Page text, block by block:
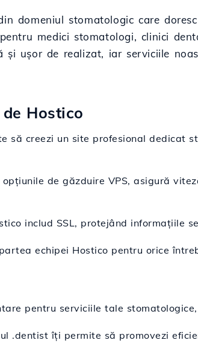
domeniul stomatologic care
medici stomatologi, clinici
ușor de realizat, iar serviciile
Hostico
să creezi un site profesional dedicat
opțiunile de găzduire VPS, asigură
includ SSL, protejând informațiile
echipei Hostico pentru orice
pentru serviciile tale
.dentist îți permite să promovezi